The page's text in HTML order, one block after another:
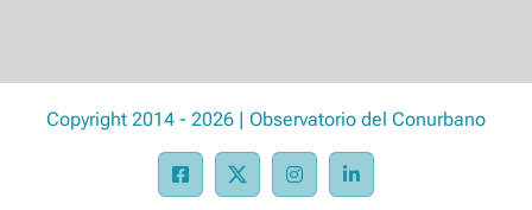
Copyright 2014 - 2026 | Observatorio del Conurbano
Facebook
X InstagramLinkedIn